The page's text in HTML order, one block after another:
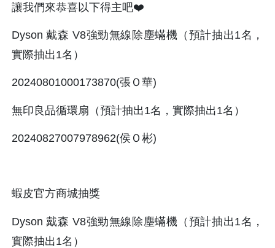
讓我們來恭喜以下得主吧❤️
Dyson 戴森 V8強勁無線除塵蟎機（預計抽出1名，
實際抽出1名）
20240801000173870(張Ｏ華)
無印良品循環扇（預計抽出1名，實際抽出1名）
20240827007978962(侯Ｏ彬)
蝦皮官方商城抽獎
Dyson 戴森 V8強勁無線除塵蟎機（預計抽出1名，
實際抽出1名）